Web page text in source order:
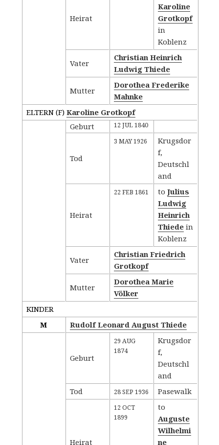
Heirat
Karoline
Grotkopf
in
Koblenz
Vater
Christian Heinrich
Ludwig Thiede
Mutter
Dorothea Frederike
Mahnke
ELTERN (F) Karoline Grotkopf
Geburt
12 JUL 1840
Tod
3 MAY 1926
Krugsdor
f,
Deutschl
and
Heirat
22 FEB 1861 to Julius
Ludwig
Heinrich
Thiede in
Koblenz
Vater
Christian Friedrich
Grotkopf
Mutter
Dorothea Marie
Völker
KINDER
M
Rudolf Leonard August Thiede
Geburt
29 AUG
1874
Krugsdor
f,
Deutschl
and
Tod
28 SEP 1936 Pasewalk
Heirat
12 OCT
1899
to
Auguste
Wilhelmi
ne